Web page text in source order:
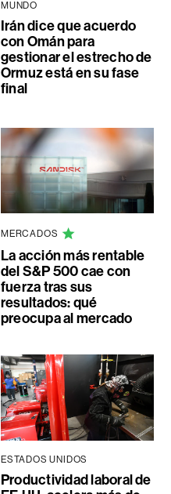
MUNDO
Irán dice que acuerdo
con Omán para
gestionar el estrecho de
Ormuz está en su fase
final
MERCADOS
La acción más rentable
del S&P 500 cae con
fuerza tras sus
resultados: qué
preocupa al mercado
ESTADOS UNIDOS
Productividad laboral de